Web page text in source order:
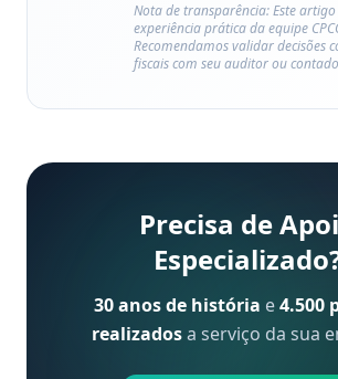
Nota de transparência: Este
experiência prática da equipe
Recomendamos validar decisões
fiscais com seu auditor ou
Precisa de
30 anos de história e4.500
realizadosa serviço da sua